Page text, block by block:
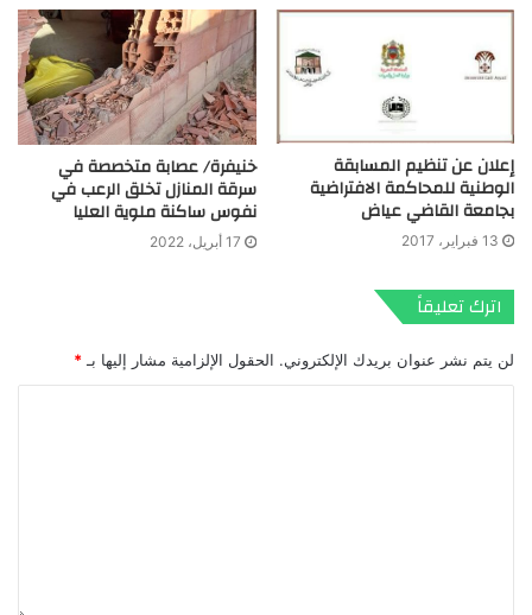
إعلان عن تنظيم المسابقة
الوطنية للمحاكمة الافتراضية
بجامعة القاضي عياض
13 فبراير، 2017
خنيفرة/ عصابة متخصصة في
سرقة المنازل تخلق الرعب في
نفوس ساكنة ملوية العليا
17 أبريل، 2022
اترك تعليقاً
لن يتم نشر عنوان بريدك الإلكتروني. الحقول الإلزامية مشار إليها بـ *